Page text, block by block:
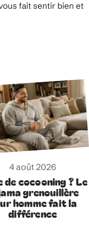
fait sentir bien et
4 août 2026
de cocooning ? Le
grenouillère
homme fait la
différence